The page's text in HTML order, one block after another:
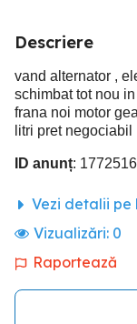
Descriere
vand alternator ,
schimbat tot nou
frana noi motor
litri pret negociabil
ID anunț:
Vezi detalii pe
Vizualizări: 0
Raportează